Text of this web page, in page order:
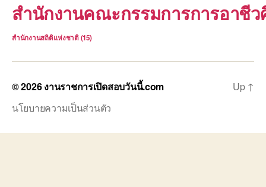
สำนักงานคณะกรรมการการอาชี
สำนักงานสถิติแห่งชาติ(15)
© 2026งานราชการเปิดสอบวันนี้.com
นโยบายความเป็นส่วนตัว
Up ↑